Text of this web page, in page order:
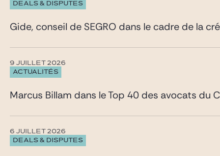
DEALS & DISPUTES
Gide, conseil de SEGRO dans le cadre de la
ACTUALITÉS
9 JUILLET 2026
Marcus Billam dans le Top 40 des avocats du
DEALS & DISPUTES
6 JUILLET 2026